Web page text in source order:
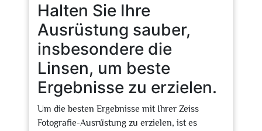
Halten Sie Ihre
Ausrüstung sauber,
insbesondere die
Linsen, um beste
Ergebnisse zu erzielen.
Um die besten Ergebnisse mit Ihrer Zeiss
Fotografie-Ausrüstung zu erzielen, ist es